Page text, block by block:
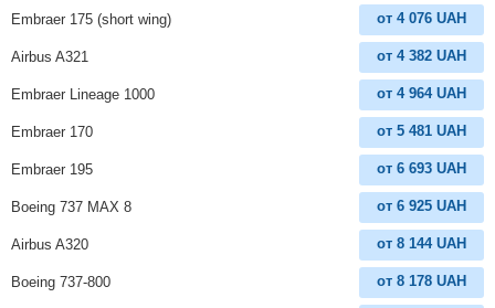
Embraer 175 (short wing) от 4 076 UAH
Airbus A321 от 4 382 UAH
Embraer Lineage 1000 от 4 964 UAH
Embraer 170 от 5 481 UAH
Embraer 195 от 6 693 UAH
Boeing 737 MAX 8 от 6 925 UAH
Airbus A320 от 8 144 UAH
Boeing 737-800 от 8 178 UAH